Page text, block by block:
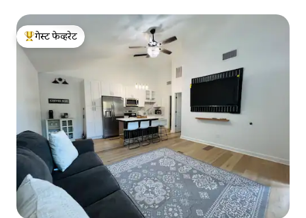
टॉप गेस्ट फेव्हरेट
गेस्ट फेव्हरेट